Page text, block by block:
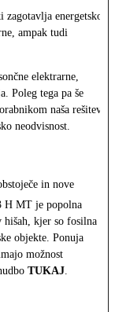
energetsko
ampak tudi
elektrarne,
Poleg tega pa še
naša rešitev
neodvisnost.
in nove
H MT je popolna
kjer so fosilna
objekte. Ponuja
možnost
TUKAJ.